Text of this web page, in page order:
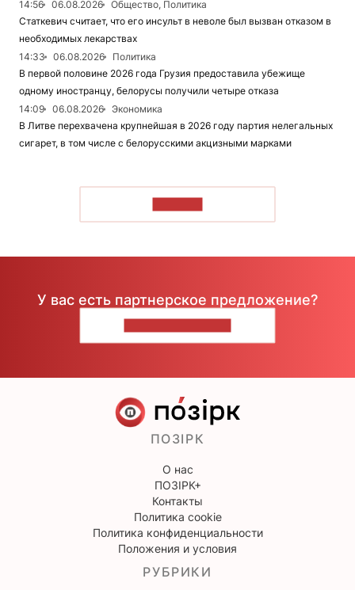
14:56
06.08.2026
Общество, Политика
Статкевич считает, что его инсульт в неволе был вызван отказом в
необходимых лекарствах
14:33
06.08.2026
Политика
В первой половине 2026 года Грузия предоставила убежище
одному иностранцу, белорусы получили четыре отказа
14:09
06.08.2026
Экономика
В Литве перехвачена крупнейшая в 2026 году партия нелегальных
сигарет, в том числе с белорусскими акцизными марками
У вас есть партнерское предложение?
ПОЗІРК
О нас
ПОЗІРК+
Контакты
Политика cookie
Политика конфиденциальности
Положения и условия
РУБРИКИ